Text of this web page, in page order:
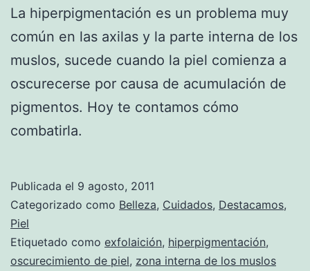
La hiperpigmentación es un problema muy
común en las axilas y la parte interna de los
muslos, sucede cuando la piel comienza a
oscurecerse por causa de acumulación de
pigmentos. Hoy te contamos cómo
combatirla.
Publicada el 9 agosto, 2011
Categorizado como Belleza, Cuidados, Destacamos,
Piel
Etiquetado como exfolaición, hiperpigmentación,
oscurecimiento de piel, zona interna de los muslos